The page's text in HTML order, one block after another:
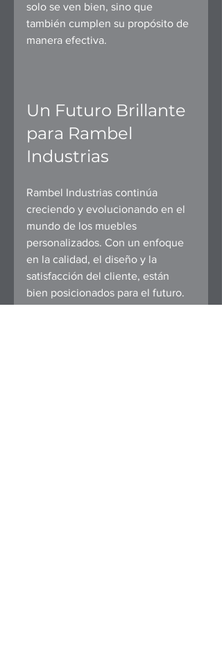
solo se ven bien, sino que
también cumplen su propósito de
manera efectiva.
Un Futuro Brillante
para Rambel
Industrias
Rambel Industrias continúa
creciendo y evolucionando en el
mundo de los muebles
personalizados. Con un enfoque
en la calidad, el diseño y la
satisfacción del cliente, están
bien posicionados para el futuro.